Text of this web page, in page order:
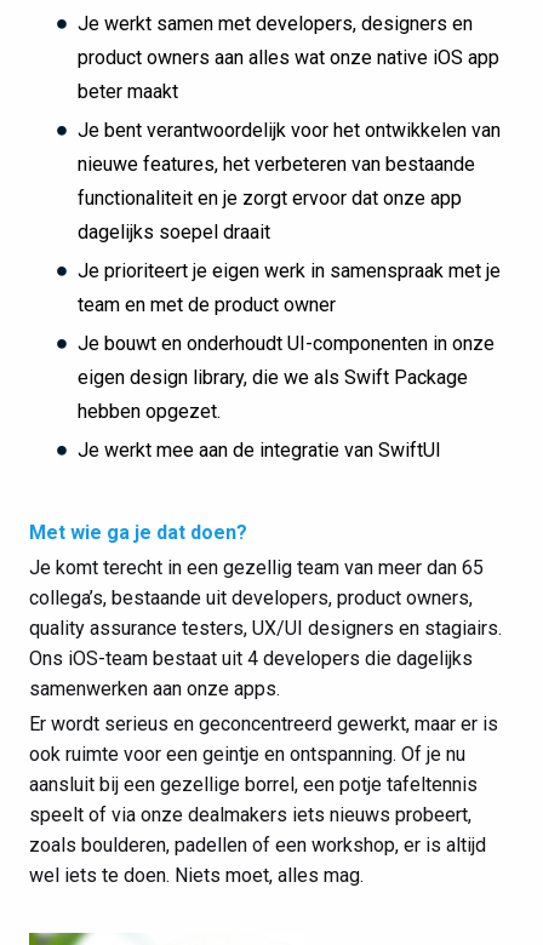
Je werkt samen met developers, designers en
product owners aan alles wat onze native iOS app
beter maakt
Je bent verantwoordelijk voor het ontwikkelen van
nieuwe features, het verbeteren van bestaande
functionaliteit en je zorgt ervoor dat onze app
dagelijks soepel draait
Je prioriteert je eigen werk in samenspraak met je
team en met de product owner
Je bouwt en onderhoudt UI-componenten in onze
eigen design library, die we als Swift Package
hebben opgezet.
Je werkt mee aan de integratie van SwiftUI
Met wie ga je dat doen?
Je komt terecht in een gezellig team van meer dan 65
collega’s, bestaande uit developers, product owners,
quality assurance testers, UX/UI designers en stagiairs.
Ons iOS-team bestaat uit 4 developers die dagelijks
samenwerken aan onze apps.
Er wordt serieus en geconcentreerd gewerkt, maar er is
ook ruimte voor een geintje en ontspanning. Of je nu
aansluit bij een gezellige borrel, een potje tafeltennis
speelt of via onze dealmakers iets nieuws probeert,
zoals boulderen, padellen of een workshop, er is altijd
wel iets te doen. Niets moet, alles mag.